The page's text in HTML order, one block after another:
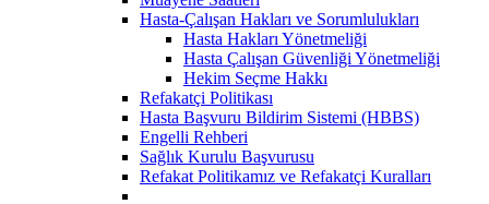
Hasta-Çalışan Hakları ve Sorumlulukları
Hasta Hakları Yönetmeliği
Hasta Çalışan Güvenliği Yönetmeliği
Hekim Seçme Hakkı
Refakatçi Politikası
Hasta Başvuru Bildirim Sistemi (HBBS)
Engelli Rehberi
Sağlık Kurulu Başvurusu
Refakat Politikamız ve Refakatçi Kuralları